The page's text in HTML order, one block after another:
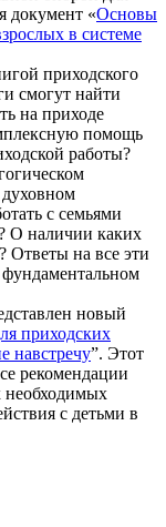
документ «Основы
в системе
приходского
смогут найти
на приходе
помощь
работы?
с семьями
О наличии каких
Ответы на все эти
новый
приходских
навстречу”. Этот
рекомендации
необходимых
с детьми в